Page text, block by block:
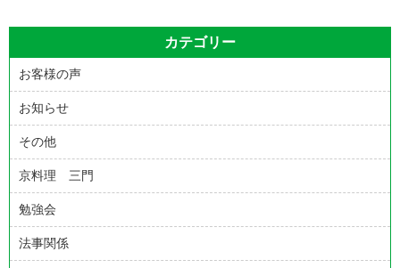
カテゴリー
お客様の声
お知らせ
その他
京料理 三門
勉強会
法事関係